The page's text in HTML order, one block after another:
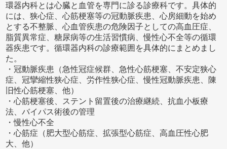
環器内科とは心臓と血管を専門に診る診療科です。具体的
には、狭心症、心筋梗塞等の冠動脈疾患、心房細動を始め
とする不整脈、心血管疾患の危険因子としての高血圧症、
脂質異常症、糖尿病等の生活習慣病、慢性心不全等の循環
器疾患です。循環器内科の診療範囲を具体的にまとめまし
た。
・冠動脈疾患（急性冠症候群、急性心筋梗塞、不安定狭心
症、冠攣縮性狭心症、労作性狭心症、慢性冠動脈疾患、陳
旧性心筋梗塞、他）
・心筋梗塞後、ステント留置後の治療継続、抗血小板療
法、バイパス術後の管理
・慢性心不全
・心筋症（肥大型心筋症、拡張型心筋症、高血圧性心肥
大、他）